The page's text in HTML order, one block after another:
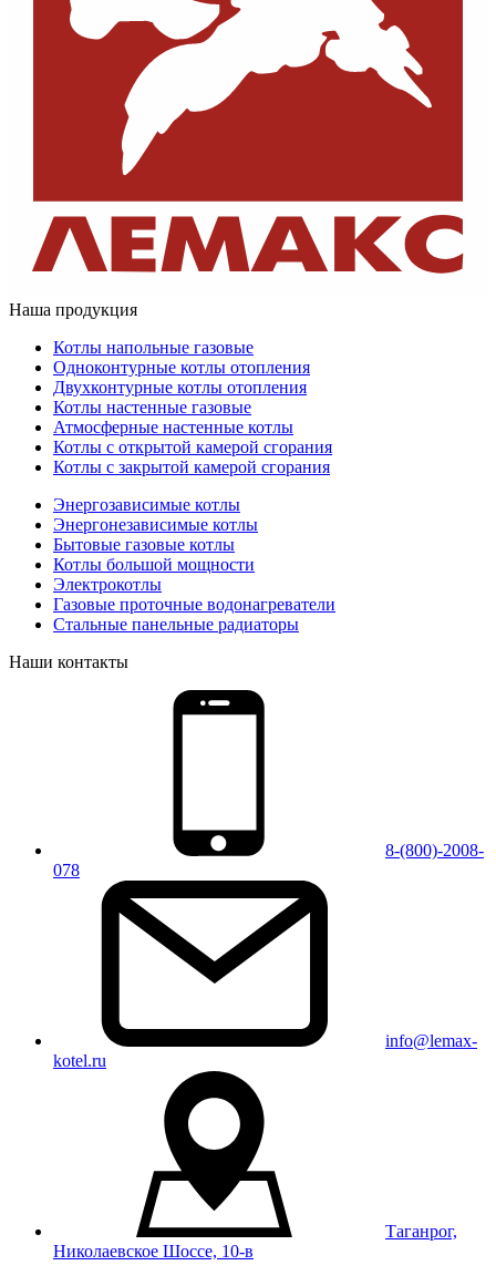
Наша продукция
Котлы напольные газовые
Одноконтурные котлы отопления
Двухконтурные котлы отопления
Котлы настенные газовые
Атмосферные настенные котлы
Котлы с открытой камерой сгорания
Котлы с закрытой камерой сгорания
Энергозависимые котлы
Энергонезависимые котлы
Бытовые газовые котлы
Котлы большой мощности
Электрокотлы
Газовые проточные водонагреватели
Стальные панельные радиаторы
Наши контакты
8-(800)-2008-
078
info@lemax-
kotel.ru
Таганрог,
Николаевское Шоссе, 10-в